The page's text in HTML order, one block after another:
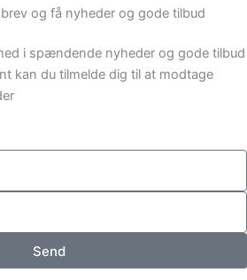
og få nyheder og gode tilbud
i spændende nyheder og gode tilbud
kan du tilmelde dig til at modtage
Send